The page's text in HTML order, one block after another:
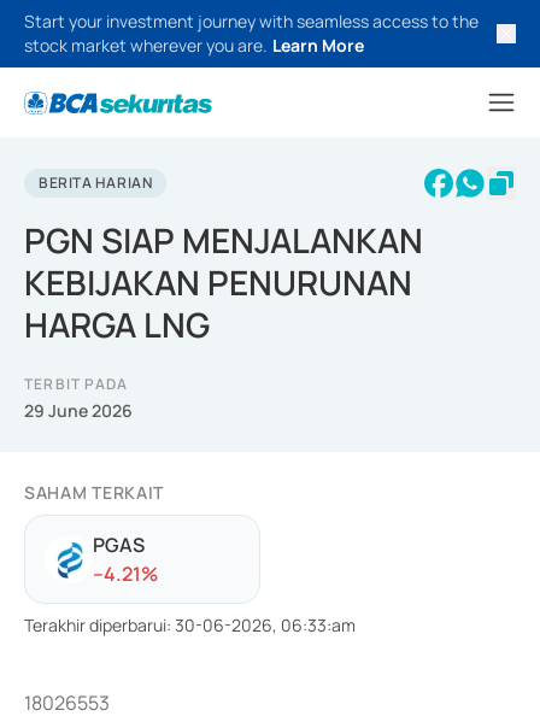
Start your investment journey with seamless access to the
stock market wherever you are. Learn More
BERITA HARIAN
PGN SIAP MENJALANKAN
KEBIJAKAN PENURUNAN
HARGA LNG
TERBIT PADA
29 June 2026
SAHAM TERKAIT
PGAS
--4.21%
Terakhir diperbarui: 30-06-2026, 06:33:am
18026553